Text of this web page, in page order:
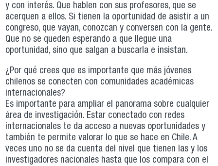
y con interés. Que hablen con sus profesores, que se
acerquen a ellos. Si tienen la oportunidad de asistir a un
congreso, que vayan, conozcan y conversen con la gente.
Que no se queden esperando a que llegue una
oportunidad, sino que salgan a buscarla e insistan.
¿Por qué crees que es importante que más jóvenes
chilenos se conecten con comunidades académicas
internacionales?
Es importante para ampliar el panorama sobre cualquier
área de investigación. Estar conectado con redes
internacionales te da acceso a nuevas oportunidades y
también te permite valorar lo que se hace en Chile. A
veces uno no se da cuenta del nivel que tienen las y los
investigadores nacionales hasta que los compara con el